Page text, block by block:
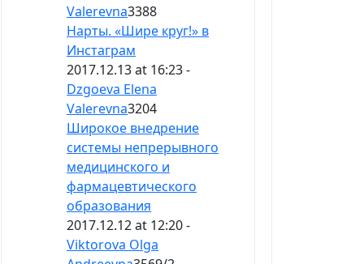
Valerevna3388
Нарты. «Шире круг!» в
Инстаграм
2017.12.13 at 16:23 -
Dzgoeva Elena
Valerevna3204
Широкое внедрение
системы непрерывного
медицинского и
фармацевтического
образования
2017.12.12 at 12:20 -
Viktorova Olga